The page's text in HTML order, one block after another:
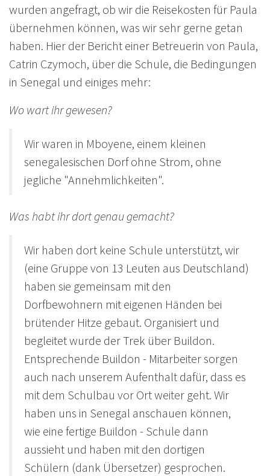
wurden angefragt, ob wir die Reisekosten für Paula
übernehmen können, was wir sehr gerne getan
haben. Hier der Bericht einer Betreuerin von Paula,
Catrin Czymoch, über die Schule, die Bedingungen
in Senegal und einiges mehr:
Wo wart ihr gewesen?
Wir waren in Mboyene, einem kleinen
senegalesischen Dorf ohne Strom, ohne
jegliche "Annehmlichkeiten".
Was habt ihr dort genau gemacht?
Wir haben dort keine Schule unterstützt, wir
(eine Gruppe von 13 Leuten aus Deutschland)
haben sie gemeinsam mit den
Dorfbewohnern mit eigenen Händen bei
brütender Hitze gebaut. Organisiert und
begleitet wurde der Trek über Buildon.
Entsprechende Buildon - Mitarbeiter sorgen
auch nach unserem Aufenthalt dafür, dass es
mit dem Schulbau vor Ort weiter geht. Wir
haben uns in Senegal anschauen können,
wie eine fertige Buildon - Schule dann
aussieht und haben mit den dortigen
Schülern (dank Übersetzer) gesprochen.